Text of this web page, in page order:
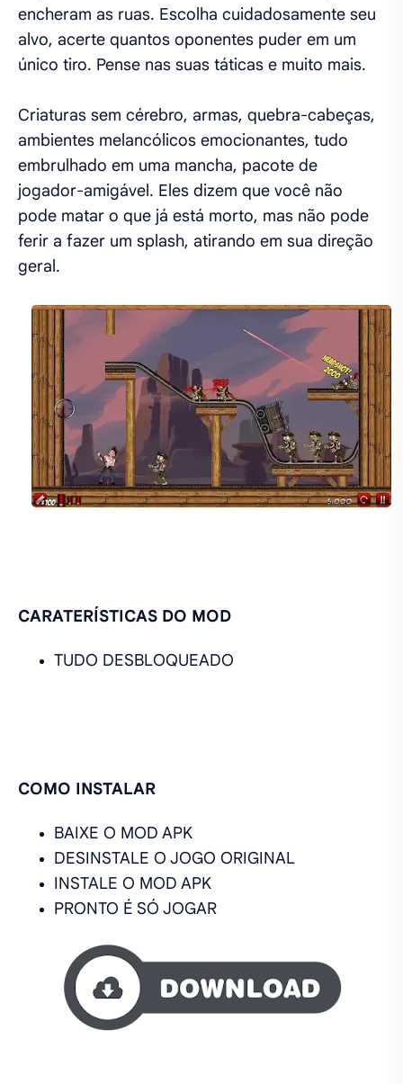
encheram as ruas. Escolha cuidadosamente seu
alvo, acerte quantos oponentes puder em um
único tiro. Pense nas suas táticas e muito mais.
Criaturas sem cérebro, armas, quebra-cabeças,
ambientes melancólicos emocionantes, tudo
embrulhado em uma mancha, pacote de
jogador-amigável. Eles dizem que você não
pode matar o que já está morto, mas não pode
ferir a fazer um splash, atirando em sua direção
geral.
CARATERÍSTICAS DO MOD
TUDO DESBLOQUEADO
COMO INSTALAR
BAIXE O MOD APK
DESINSTALE O JOGO ORIGINAL
INSTALE O MOD APK
PRONTO É SÓ JOGAR